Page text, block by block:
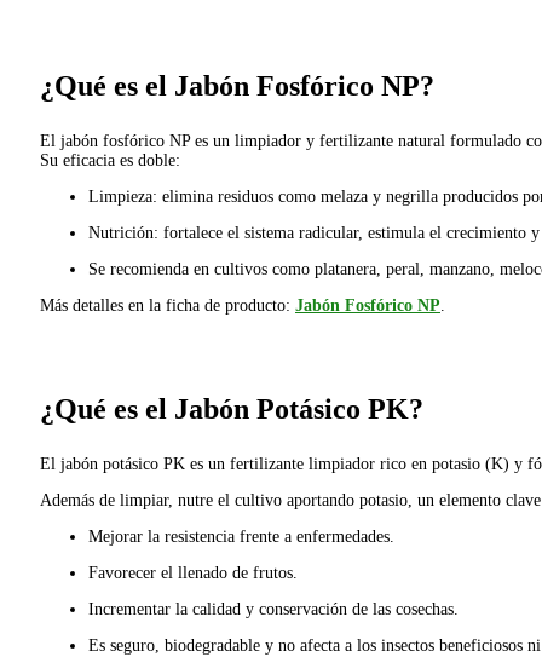
¿Qué es el Jabón Fosfórico NP?
El jabón fosfórico NP es un limpiador y fertilizante natural formulado
Su eficacia es doble:
Limpieza: elimina residuos como melaza y negrilla producidos
Nutrición: fortalece el sistema radicular, estimula el crecimiento
Se recomienda en cultivos como platanera, peral, manzano,
Más detalles en la ficha de producto: Jabón Fosfórico NP.
¿Qué es el Jabón Potásico PK?
El jabón potásico PK es un fertilizante limpiador rico en potasio (K) y
Además de limpiar, nutre el cultivo aportando potasio, un elemento
Mejorar la resistencia frente a enfermedades.
Favorecer el llenado de frutos.
Incrementar la calidad y conservación de las cosechas.
Es seguro, biodegradable y no afecta a los insectos beneficiosos